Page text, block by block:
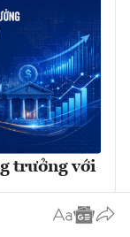
trưởng với